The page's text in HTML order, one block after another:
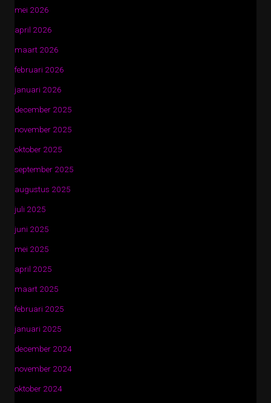
mei 2026
april 2026
maart 2026
februari 2026
januari 2026
december 2025
november 2025
oktober 2025
september 2025
augustus 2025
juli 2025
juni 2025
mei 2025
april 2025
maart 2025
februari 2025
januari 2025
december 2024
november 2024
oktober 2024